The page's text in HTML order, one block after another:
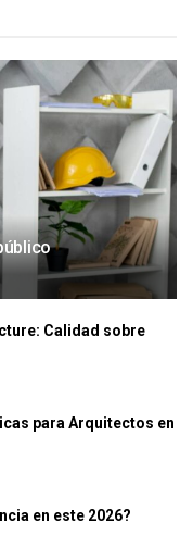
Calidad sobre
para Arquitectos en
en este 2026?